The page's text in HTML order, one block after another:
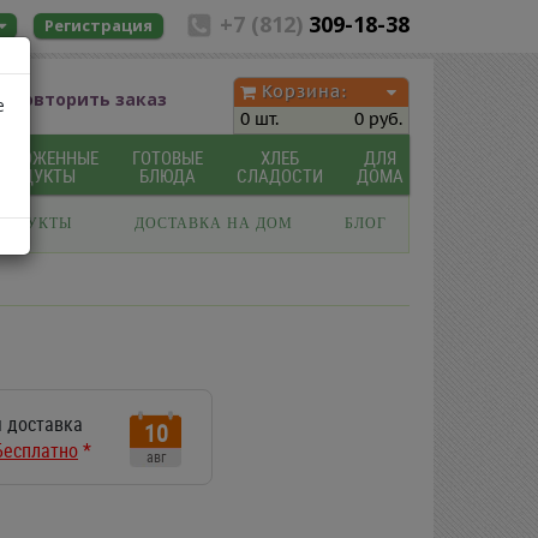
+7 (812) 309-18-38
Регистрация
Повторить заказ
Корзина:
0 шт.
0 руб.
ПРОДУКТЫ
ГОТОВЫЕ
БЛЮДА
ХЛЕБ
СЛАДОСТИ
ДЛЯ
ДОМА
ДОСТАВКА НА ДОМ БЛОГ
*
10
авг